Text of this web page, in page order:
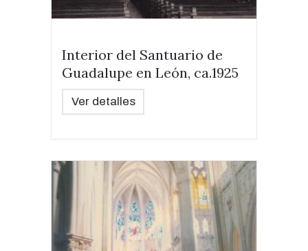
Interior del Santuario de
Guadalupe en León, ca.1925
Ver detalles